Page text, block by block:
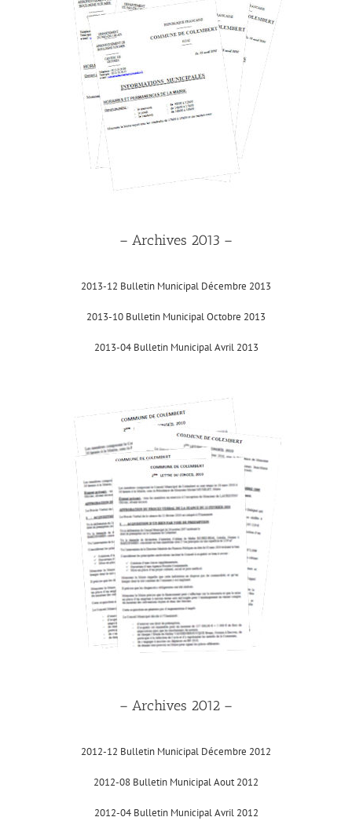
– Archives 2013 –
2013-12 Bulletin Municipal Décembre 2013
2013-10 Bulletin Municipal Octobre 2013
2013-04 Bulletin Municipal Avril 2013
– Archives 2012 –
2012-12 Bulletin Municipal Décembre 2012
2012-08 Bulletin Municipal Aout 2012
2012-04 Bulletin Municipal Avril 2012